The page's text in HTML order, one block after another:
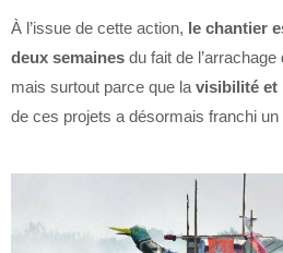
À l’issue de cette action, le chantier
deux semaines du fait de l’arrachage
mais surtout parce que la visibilité et
de ces projets a désormais franchi un